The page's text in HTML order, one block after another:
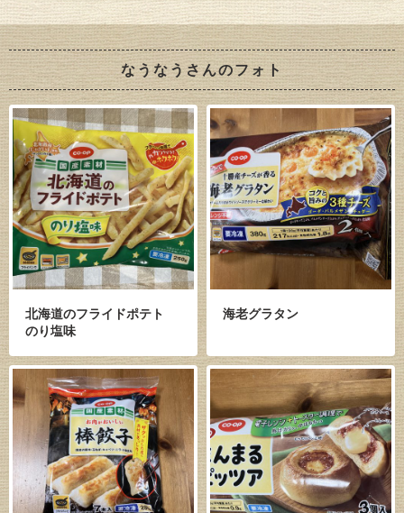
なうなうさんのフォト
北海道のフライドポテト
のり塩味
海老グラタン